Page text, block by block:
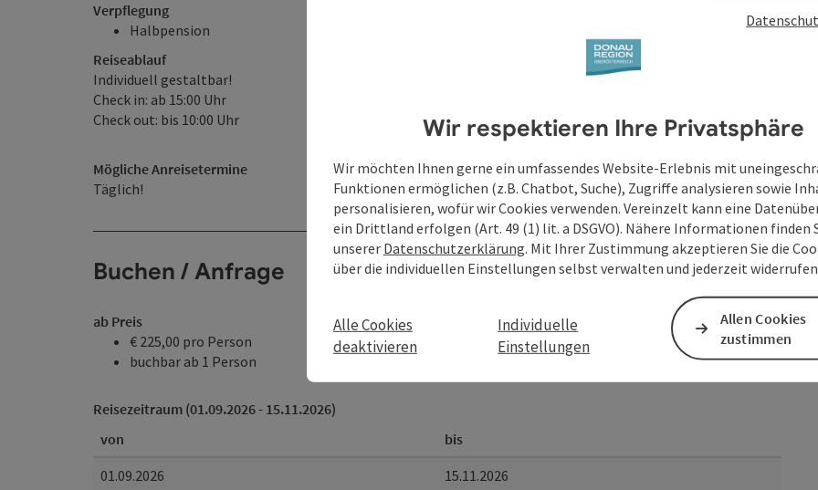
Verpflegung
Halbpension
Reiseablauf
Individuell gestaltbar!
Check in: ab 15:00 Uhr
Check out: bis 10:00 Uhr
Mögliche Anreisetermine
Täglich!
Buchen / Anfrage
ab Preis
€ 225,00 pro Person
buchbar ab 1 Person
Reisezeitraum (01.09.2026 - 15.11.2026)
von
bis
01.09.2026
15.11.2026
Wir respektieren Ihre Privatsphäre
Wir möchten Ihnen gerne ein umfassendes Website-Erlebnis mit
Funktionen ermöglichen (z.B. Chatbot, Suche), Zugriffe analysieren sowie
personalisieren, wofür wir Cookies verwenden. Vereinzelt kann eine
ein Drittland erfolgen (Art. 49 (1) lit. a DSGVO). Nähere Informationen finden
unserer Datenschutzerklärung. Mit Ihrer Zustimmung akzeptieren Sie die
über die individuellen Einstellungen selbst verwalten und jederzeit
Alle Cookies
deaktivieren
Individuelle
Einstellungen
Allen Cookies
zustimmen